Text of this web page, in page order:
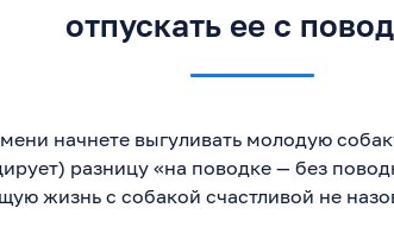
отпускать ее с
начнете выгуливать молодую
разницу «на поводке — без
жизнь с собакой счастливой не